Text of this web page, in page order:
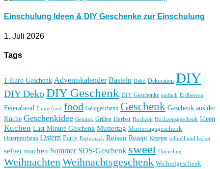
Einschulung Ideen & DIY Geschenke zur Einschulung
1. Juli 2026
Tags
1-Euro Geschenk Adventskalender Basteln Deko Dekoration DIY
DIY DekoDIY Geschenk DIY Geschenke einfach Erdbeeren
Feierabend Fingerfood food Geldgeschenk Geschenk Geschenk aus der
Küche Geschenkidee Getränk Grillen Herbst Hochzeit Hochzeitsgeschenk Ideen
Kuchen Last Minute Geschenk Muttertag Muttertagsgeschenk
Ostergeschenk Ostern Party Partysnack Reisen Rezept Rezepte schnell und lecker
selber machen Sommer SOS-Geschenk sweet Upcycling
WeihnachtenWeihnachtsgeschenk Wichtelgeschenk